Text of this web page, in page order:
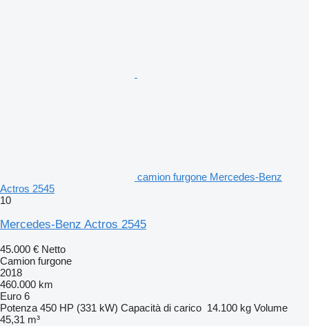
camion furgone Mercedes-Benz
Actros 2545
10
Mercedes-Benz Actros 2545
45.000 € Netto
Camion furgone
2018
460.000 km
Euro 6
Potenza 450 HP (331 kW) Capacità di carico 14.100 kg Volume
45,31 m³